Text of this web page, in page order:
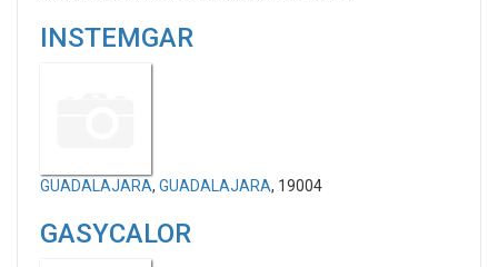
INSTEMGAR
GUADALAJARA, GUADALAJARA, 19004
GASYCALOR